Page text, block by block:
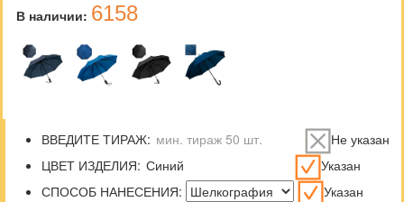
В наличии: 6158
ВВЕДИТЕ ТИРАЖ:
Не указан
ЦВЕТ ИЗДЕЛИЯ:
Указан
СПОСОБ НАНЕСЕНИЯ:
Указан